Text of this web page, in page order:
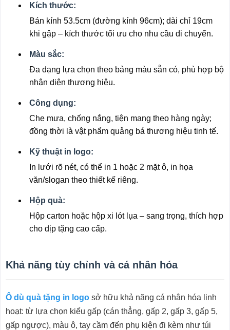
Kích thước:
Bán kính 53.5cm (đường kính 96cm); dài chỉ 19cm
khi gập – kích thước tối ưu cho nhu cầu di chuyển.
Màu sắc:
Đa dạng lựa chọn theo bảng màu sẵn có, phù hợp bộ
nhận diện thương hiệu.
Công dụng:
Che mưa, chống nắng, tiện mang theo hàng ngày;
đồng thời là vật phẩm quảng bá thương hiệu tinh tế.
Kỹ thuật in logo:
In lưới rõ nét, có thể in 1 hoặc 2 mặt ô, in họa
văn/slogan theo thiết kế riêng.
Hộp quà:
Hộp carton hoặc hộp xi lót lụa – sang trọng, thích hợp
cho dịp tặng cao cấp.
Khả năng tùy chỉnh và cá nhân hóa
Ô dù quà tặng in logosở hữu khả năng cá nhân hóa linh
hoạt: từ lựa chọn kiểu gấp (cán thẳng, gấp 2, gấp 3, gấp 5,
gấp ngược), màu ô, tay cầm đến phụ kiện đi kèm như túi